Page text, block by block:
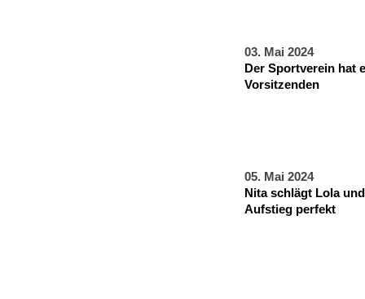
03. Mai 2024
Der Sportverein hat
Vorsitzenden
05. Mai 2024
Nita schlägt Lola
Aufstieg perfekt